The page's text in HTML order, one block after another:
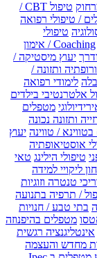
טיפול CBT /
/ טיפולי רפואה
טיפולי
Coaching / אימון
יעוץ מיסטיקה /
ותזונה /
לימודי רפואה
אלטרנטיבי בילדים
מטפלים
ותזונה נכונה
/ טווינה יעוץ
אוסטיאופתיה
טיפולי הילינג טאי
ליקויי למידה
טנטרה וזוגיות
/ תרפיה בתנועה
בתי טבע / חנויות
מטפלים בהיפנוזה
אינטליגנציה רגשית
מחדש והעצמה